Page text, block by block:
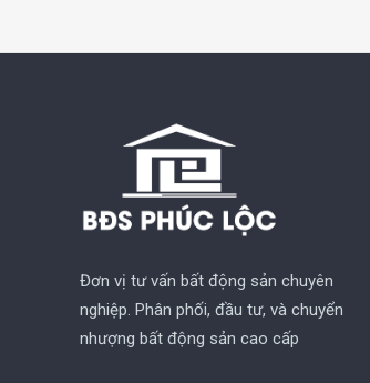
Đơn vị tư vấn bất động sản chuyên
nghiệp. Phân phối, đầu tư, và chuyển
nhượng bất động sản cao cấp